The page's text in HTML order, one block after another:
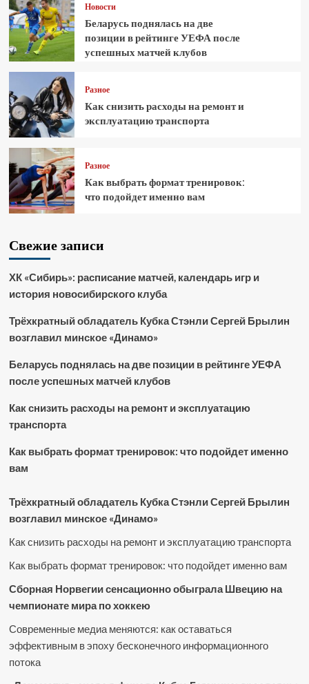
Новости
Беларусь поднялась на две
позиции в рейтинге УЕФА после
успешных матчей клубов
Разное
Как снизить расходы на ремонт и
эксплуатацию транспорта
Разное
Как выбрать формат тренировок:
что подойдет именно вам
Свежие записи
ХК «Сибирь»: расписание матчей, календарь игр и
история новосибирского клуба
Трёхкратный обладатель Кубка Стэнли Сергей Брылин
возглавил минское «Динамо»
Беларусь поднялась на две позиции в рейтинге УЕФА
после успешных матчей клубов
Как снизить расходы на ремонт и эксплуатацию
транспорта
Как выбрать формат тренировок: что подойдет именно
вам
Трёхкратный обладатель Кубка Стэнли Сергей Брылин
возглавил минское «Динамо»
Как снизить расходы на ремонт и эксплуатацию транспорта
Как выбрать формат тренировок: что подойдет именно вам
Сборная Норвегии сенсационно обыграла Швецию на
чемпионате мира по хоккею
Современные медиа меняются: как оставаться
эффективным в эпоху бесконечного информационного
потока